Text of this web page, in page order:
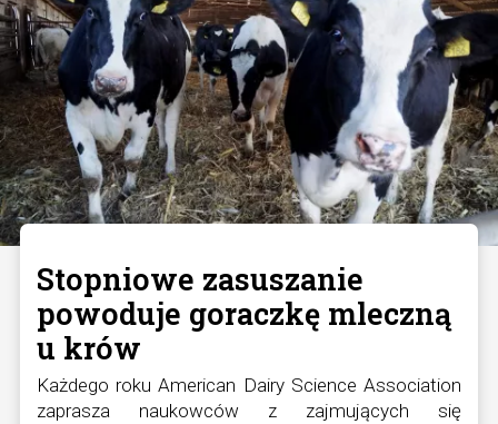
Stopniowe zasuszanie
powoduje goraczkę mleczną
u krów
Każdego roku American Dairy Science Association
zaprasza naukowców z zajmujących się